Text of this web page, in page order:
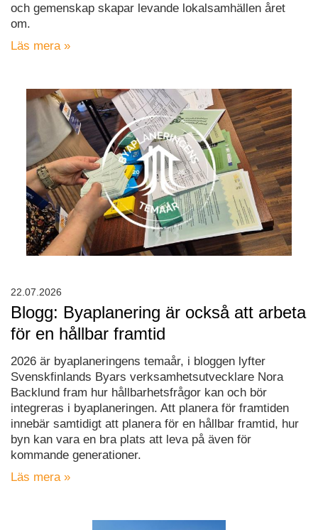
och gemenskap skapar levande lokalsamhällen året
om.
Läs mera »
Blogg: Byaplanering är också att arbeta
för en hållbar framtid
2026 är byaplaneringens temaår, i bloggen lyfter
Svenskfinlands Byars verksamhetsutvecklare Nora
Backlund fram hur hållbarhetsfrågor kan och bör
integreras i byaplaneringen. Att planera för framtiden
innebär samtidigt att planera för en hållbar framtid, hur
byn kan vara en bra plats att leva på även för
kommande generationer.
Läs mera »
22.07.2026